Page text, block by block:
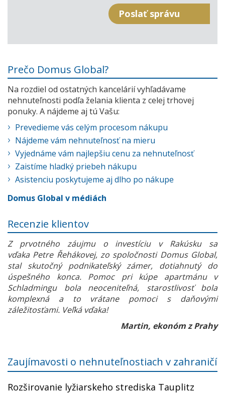
Prečo Domus Global?
Na rozdiel od ostatných kancelárií vyhľadávame
nehnuteľnosti podľa želania klienta z celej trhovej
ponuky. A nájdeme aj tú Vašu:
Prevedieme vás celým procesom nákupu
Nájdeme vám nehnuteľnosť na mieru
Vyjednáme vám najlepšiu cenu za nehnuteľnosť
Zaistíme hladký priebeh nákupu
Asistenciu poskytujeme aj dlho po nákupe
Domus Global v médiách
Recenzie klientov
Z prvotného záujmu o investíciu v Rakúsku sa
vďaka Petre Řehákovej, zo spoločnosti Domus Global,
stal skutočný podnikateľský zámer, dotiahnutý do
úspešného konca. Pomoc pri kúpe apartmánu v
Schladmingu bola neoceniteľná, starostlivosť bola
komplexná a to vrátane pomoci s daňovými
záležitosťami. Veľká vďaka!
Martin, ekonóm z Prahy
Zaujímavosti o nehnuteľnostiach v zahraničí
Rozširovanie lyžiarskeho strediska Tauplitz